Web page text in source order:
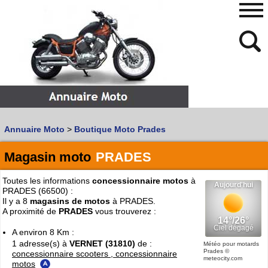
Vous recherchez un garageMOTOou
Quoi :
Où :
Trouver un garage Moto !
Retrouvez dans votre VILLE
les bonnes adresses deL'ANNUAIRE MOTO & SCOOTER
480
768
Annuaire Moto > Boutique Moto Prades
Magasin moto PRADES
Toutes les informations concessionnaire motos à
PRADES (66500) :
Il y a 8 magasins de motos à PRADES.
A proximité de PRADES vous trouverez :
A environ 8 Km :
1 adresse(s) à VERNET (31810) de :
concessionnaire scooters , concessionnaire
motos
Météo pour motards
Prades ©
meteocity.com